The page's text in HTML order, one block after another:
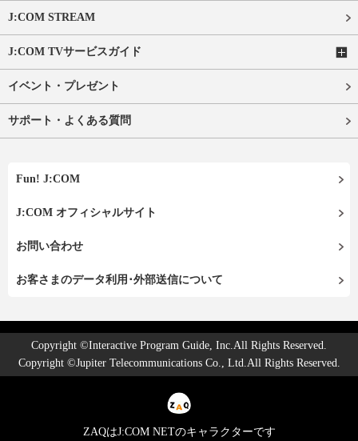
J:COM STREAM
J:COM TVサービスガイド
イベント・プレゼント
サポート・よくある質問
Fun! J:COM
J:COM オフィシャルサイト
お問い合わせ
お客さまのデータ利用･外部送信について
Copyright ©Interactive Program Guide, Inc.All Rights Reserved.
Copyright ©Jupiter Telecommunications Co., Ltd.All Rights Reserved.
ZAQはJ:COM NETのキャラクターです